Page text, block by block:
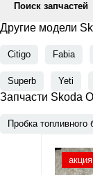
Поиск запчастей
Другие модели
Citigo Fabia
Superb Yeti
Запчасти Skoda
Пробка топливного
акция